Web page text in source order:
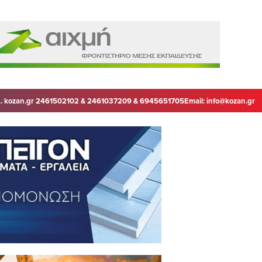
kozan.gr 2461502102 & 2461037209 & 6945651705Email:info@kozan.gr